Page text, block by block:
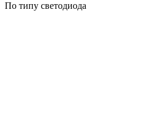
По типу светодиода